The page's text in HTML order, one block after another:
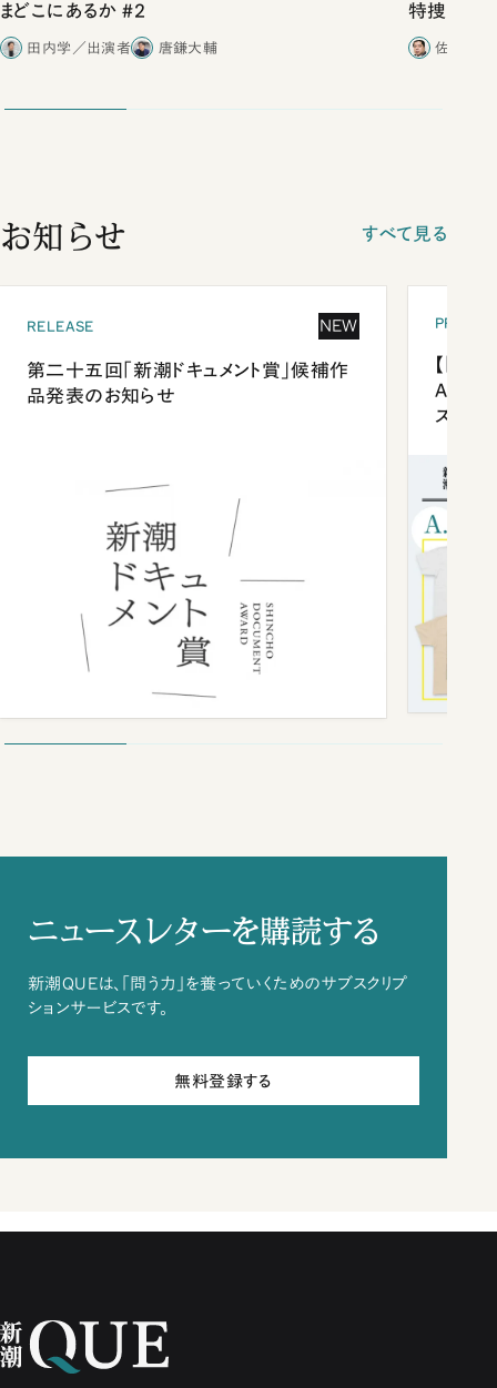
まどこにあるか #2
田内学／出演者 唐鎌大輔
特捜取調
合ったこと
佐藤優
お知らせ すべて見る
RELEASE NEW
第二十五回「新潮ドキュメント賞」候補作
品発表のお知らせ
【「新
ズプレ
ニュースレターを購読する
新潮QUEは、「問う力」を養っていくためのサブスクリプ
ションサービスです。
無料登録する